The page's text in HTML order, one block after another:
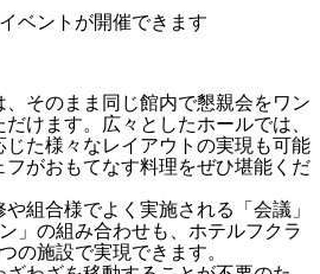
ベントが開催できます
そのまま同じ館内で懇親会をワン
けます。広々としたホールでは、
じた様々なレイアウトの実現も可能
フがおもてなす料理をぜひ堪能くだ
組合様でよく実施される「会議」
」の組み合わせも、ホテルフクラ
の施設で実現できます。